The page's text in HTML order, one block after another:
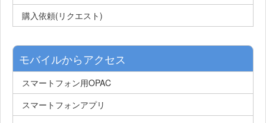
購入依頼(リクエスト)
モバイルからアクセス
スマートフォン用OPAC
スマートフォンアプリ